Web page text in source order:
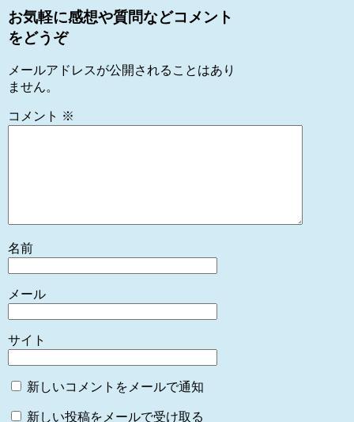
お気軽に感想や質問などコメント
をどうぞ
メールアドレスが公開されることはあり
ません。
コメント ※
名前
メール
サイト
新しいコメントをメールで通知
新しい投稿をメールで受け取る